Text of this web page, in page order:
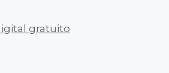
gratuito